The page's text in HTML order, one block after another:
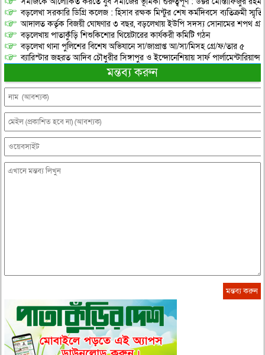
বড়লেখা সরকারি ডিগ্রি কলেজ : হিসাব রক্ষক মিন্টুর শেষ কর্মদিবসে ব্যতিক্রমী
আদালত কর্তৃক বিজয়ী ঘোষণার ৩ বছর, বড়লেখায় ইউপি সদস্য সোনামের শপথ
বড়লেখায় পাতাকুঁড়ি শিশুকিশোর থিয়েটারের কার্যকরী কমিটি গঠন
বড়লেখা থানা পুলিশের বিশেষ অভিযানে সা/জাপ্রাপ্ত আ/সা/মিসহ গ্রে/ফ/তার ৫
ব্যারিস্টার জহরত আদিব চৌধুরীর সিঙ্গাপুর ও ইন্দোনেশিয়ায় সার্ফ পার্লামেন্টারিয়ান্স
মন্তব্য করুন